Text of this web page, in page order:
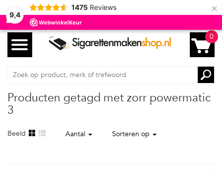
9,4
1475 Reviews ×
0
Producten getagd met zorr powermatic
3
Beeld Aantal Sorteren op